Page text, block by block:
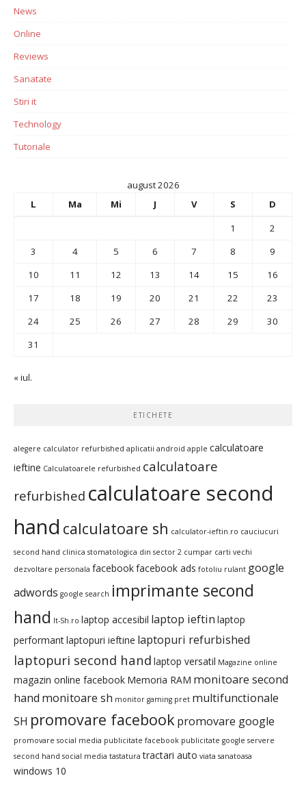
News
Online
Reviews
Sanatate
Stiri it
Technology
Tutoriale
august 2026
L
Ma Mi J V S
D
1
2
3
4 5 6 7 8
9
10
11 12 13 14 15
16
17
18 19 20 21 22
23
24
25 26 27 28 29
30
31
« iul.
ETICHETE
alegere calculator refurbished aplicatii android apple calculatoare
ieftine Calculatoarele refurbished calculatoare
refurbished calculatoare second
hand calculatoare sh calculator-ieftin.ro cauciucuri
second hand clinica stomatologica din sector 2 cumpar carti vechi
dezvoltare personala facebookfacebook ads fotoliu rulant google
adwords google search imprimante second
hand It-Sh.ro laptop accesibil laptop ieftin laptop
performantlaptopuri ieftine laptopuri refurbished
laptopuri second hand laptop versatil Magazine online
magazin online facebook Memoria RAM monitoare second
hand monitoare sh monitor gaming pret multifunctionale
SH promovare facebookpromovare google
promovare social media publicitate facebook publicitate google servere
second hand social media tastatura tractari auto viata sanatoasa
windows 10